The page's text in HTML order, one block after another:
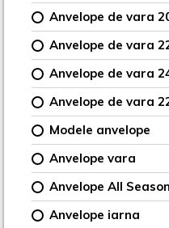
Anvelope de vara
Anvelope de vara
Anvelope de vara
Anvelope de vara
Modele anvelope
Anvelope vara
Anvelope All Season
Anvelope iarna